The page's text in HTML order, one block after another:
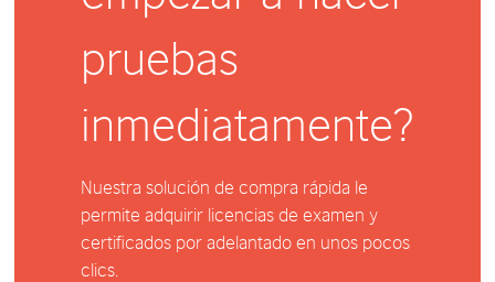
pruebas
inmediatamente?
Nuestra solución de compra rápida le
permite adquirir licencias de examen y
certificados por adelantado en unos pocos
clics.